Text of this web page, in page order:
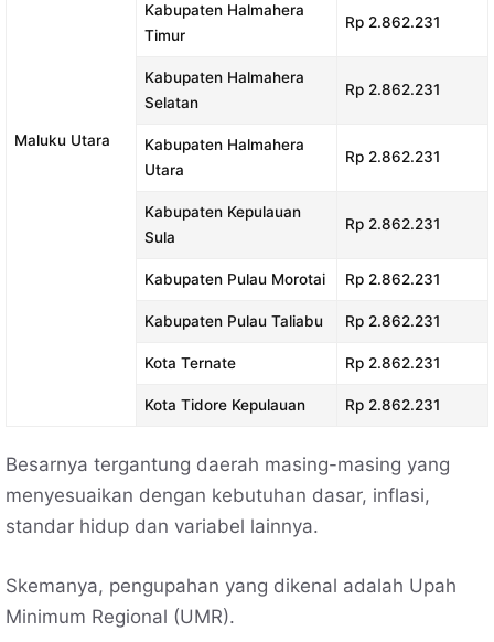
Maluku Utara
Kabupaten Halmahera
Timur
Rp 2.862.231
Kabupaten Halmahera
Selatan
Rp 2.862.231
Kabupaten Halmahera
Utara
Rp 2.862.231
Kabupaten Kepulauan
Sula
Rp 2.862.231
Kabupaten Pulau Morotai Rp 2.862.231
Kabupaten Pulau Taliabu Rp 2.862.231
Kota Ternate Rp 2.862.231
Kota Tidore Kepulauan Rp 2.862.231
Besarnya tergantung daerah masing-masing yang
menyesuaikan dengan kebutuhan dasar, inflasi,
standar hidup dan variabel lainnya.
Skemanya, pengupahan yang dikenal adalah Upah
Minimum Regional (UMR).